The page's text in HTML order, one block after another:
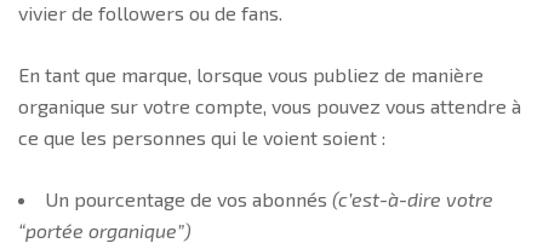
vivier de followers ou de fans.
En tant que marque, lorsque vous publiez de manière
organique sur votre compte, vous pouvez vous attendre à
ce que les personnes qui le voient soient :
Un pourcentage de vos abonnés (c’est-à-dire votre
“portée organique”)